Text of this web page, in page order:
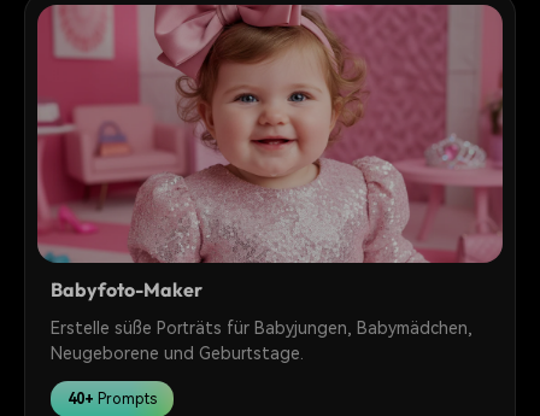
Babyfoto-Maker
Erstelle süße Porträts für Babyjungen, Babymädchen,
Neugeborene und Geburtstage.
40+ Prompts